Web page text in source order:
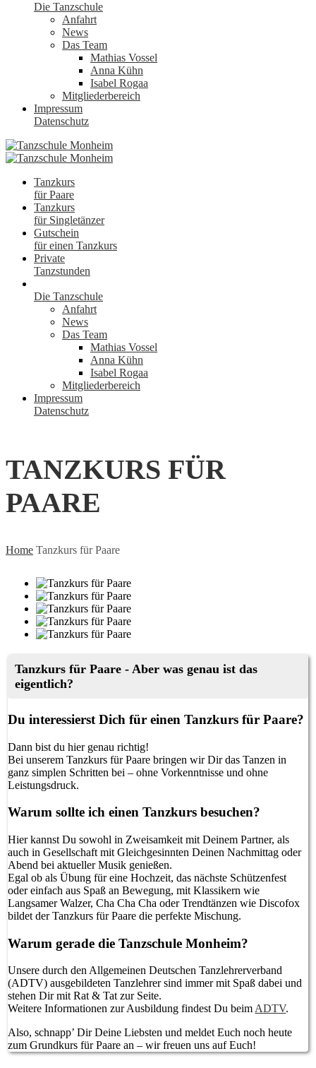
Die Tanzschule
Anfahrt
News
Das Team
Mathias Vossel
Anna Kühn
Isabel Rogaa
Mitgliederbereich
Impressum
Datenschutz
Tanzkurs
für Paare
Tanzkurs
für Singletänzer
Gutschein
für einen Tanzkurs
Private
Tanzstunden
Die Tanzschule
Anfahrt
News
Das Team
Mathias Vossel
Anna Kühn
Isabel Rogaa
Mitgliederbereich
Impressum
Datenschutz
TANZKURS FÜR
PAARE
Home Tanzkurs für Paare
Tanzkurs für Paare - Aber was genau ist das
eigentlich?
Du interessierst Dich für einen Tanzkurs für Paare?
Dann bist du hier genau richtig!
Bei unserem Tanzkurs für Paare bringen wir Dir das Tanzen in
ganz simplen Schritten bei – ohne Vorkenntnisse und ohne
Leistungsdruck.
Warum sollte ich einen Tanzkurs besuchen?
Hier kannst Du sowohl in Zweisamkeit mit Deinem Partner, als
auch in Gesellschaft mit Gleichgesinnten Deinen Nachmittag oder
Abend bei aktueller Musik genießen.
Egal ob als Übung für eine Hochzeit, das nächste Schützenfest
oder einfach aus Spaß an Bewegung, mit Klassikern wie
Langsamer Walzer, Cha Cha Cha oder Trendtänzen wie Discofox
bildet der Tanzkurs für Paare die perfekte Mischung.
Warum gerade die Tanzschule Monheim?
Unsere durch den Allgemeinen Deutschen Tanzlehrerverband
(ADTV) ausgebildeten Tanzlehrer sind immer mit Spaß dabei und
stehen Dir mit Rat & Tat zur Seite.
Weitere Informationen zur Ausbildung findest Du beimADTV.
Also, schnapp’ Dir Deine Liebsten und meldet Euch noch heute
zum Grundkurs für Paare an – wir freuen uns auf Euch!